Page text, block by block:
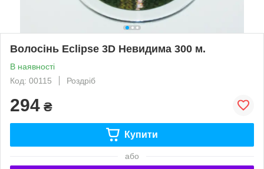
Волосінь Eclipse 3D Невидима 300 м.
В наявності
Код: 00115
Роздріб
294 ₴
Купити
або